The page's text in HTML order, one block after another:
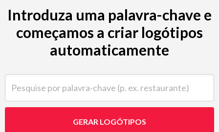
Introduza uma palavra-chave e
começamos a criar logótipos
automaticamente
GERAR LOGÓTIPOS